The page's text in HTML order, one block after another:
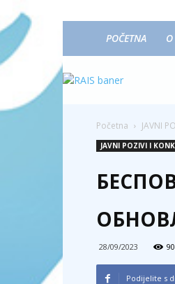
POČETNA
Početna JAVNI
JAVNI POZIVI I
28/09/2023
Podijelite s